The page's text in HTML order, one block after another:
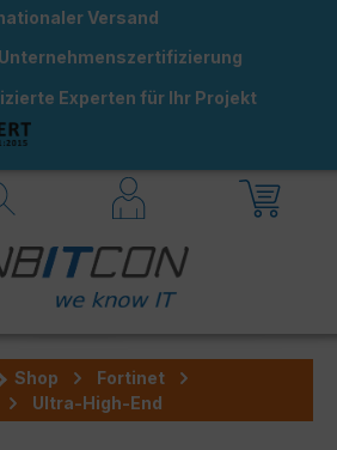
Versand
Unternehmenszertifizierung
Experten für Ihr Projekt
Shop
Fortinet
Ultra-High-End